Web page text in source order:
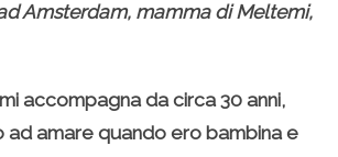
Amsterdam, mamma di Meltemi,
accompagna da circa 30 anni,
ad amare quando ero bambina e